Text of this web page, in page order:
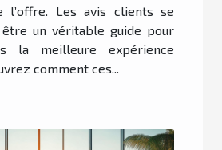
l’offre. Les avis clients se
un véritable guide pour
la meilleure expérience
comment ces...